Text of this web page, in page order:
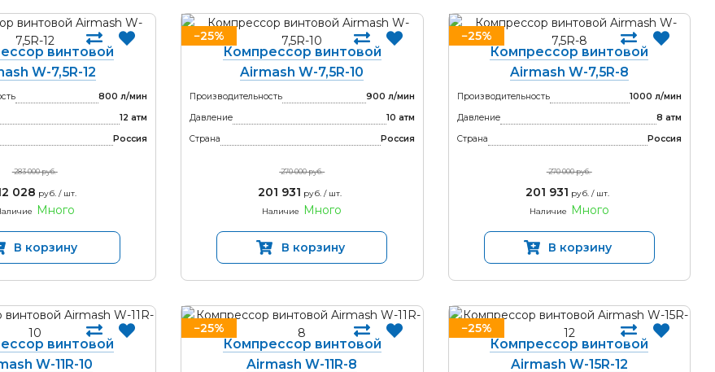
винтовой
W-7,5R-12
800 л/мин
12 атм
Россия
283 000 руб.
028 руб. / шт.
Много
В корзину
−25%
Компрессор винтовой
Airmash W-7,5R-10
Производительность
900 л/мин
Давление
10 атм
Страна
Россия
270 000 руб.
201 931 руб. / шт.
Наличие
Много
В корзину
−25%
Компрессор винтовой
Airmash W-7,5R-8
Производительность
1000 л/мин
Давление
8 атм
Страна
Россия
270 000 руб.
201 931 руб. / шт.
Наличие
Много
В корзину
винтовой
W-11R-10
−25%
Компрессор винтовой
Airmash W-11R-8
−25%
Компрессор винтовой
Airmash W-15R-12